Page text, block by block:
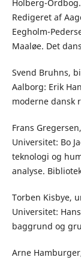
Holberg-
Redigeret af
Eegholm-
Maaløe. Det
Svend Bruhns,
Aalborg: Erik
moderne dansk
Frans
Universitet: Bo
teknologi og
analyse.
Torben Kisbye,
Universitet:
baggrund og
Arne